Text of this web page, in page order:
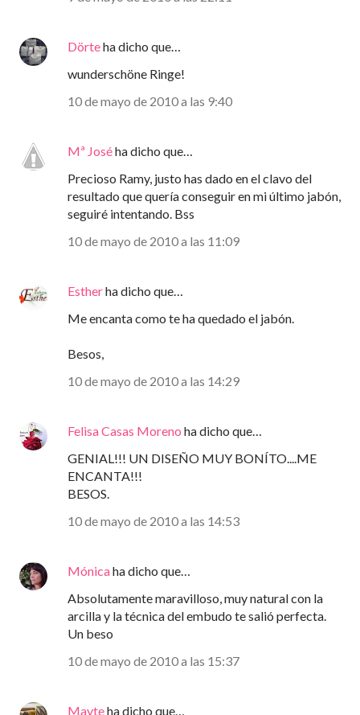
Dörteha dicho que…
wunderschöne Ringe!
10 de mayo de 2010 a las 9:40
Mª Joséha dicho que…
Precioso Ramy, justo has dado en el clavo del
resultado que quería conseguir en mi último jabón,
seguiré intentando. Bss
10 de mayo de 2010 a las 11:09
Estherha dicho que…
Me encanta como te ha quedado el jabón.
Besos,
10 de mayo de 2010 a las 14:29
Felisa Casas Moreno ha dicho que…
GENIAL!!! UN DISEÑO MUY BONÍTO....ME
ENCANTA!!!
BESOS.
10 de mayo de 2010 a las 14:53
Mónicaha dicho que…
Absolutamente maravilloso, muy natural con la
arcilla y la técnica del embudo te salió perfecta.
Un beso
10 de mayo de 2010 a las 15:37
Mayteha dicho que…